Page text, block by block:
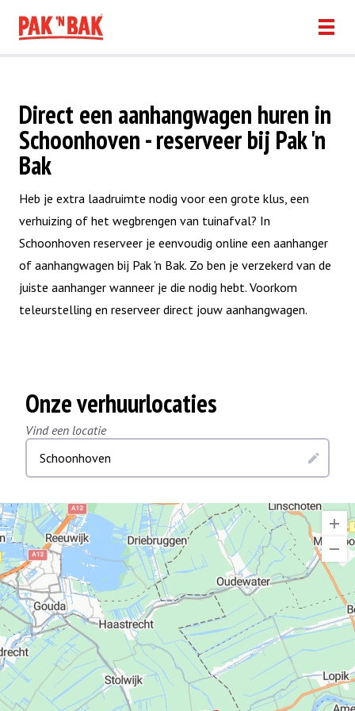
Direct een aanhangwagen huren in
Schoonhoven - reserveer bij Pak 'n
Bak
Heb je extra laadruimte nodig voor een grote klus, een
verhuizing of het wegbrengen van tuinafval? In
Schoonhoven reserveer je eenvoudig online een aanhanger
of aanhangwagen bij Pak 'n Bak. Zo ben je verzekerd van de
juiste aanhanger wanneer je die nodig hebt. Voorkom
teleurstelling en reserveer direct jouw aanhangwagen.
Onze verhuurlocaties
Vind een locatie
Schoonhoven